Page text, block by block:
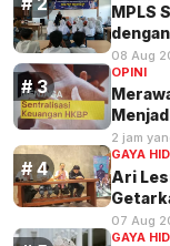
MPLS
08 Aug
OPINI
2 jam
GAYA
Ari
07 Aug
GAYA